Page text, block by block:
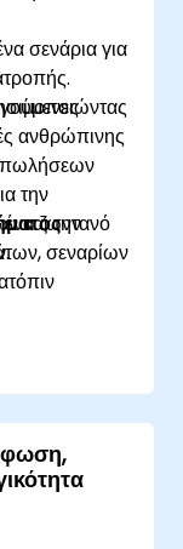
σενάρια για
ανθρώπινης
την
και την
πωλήσεων
ζωντανό
σεναρίων